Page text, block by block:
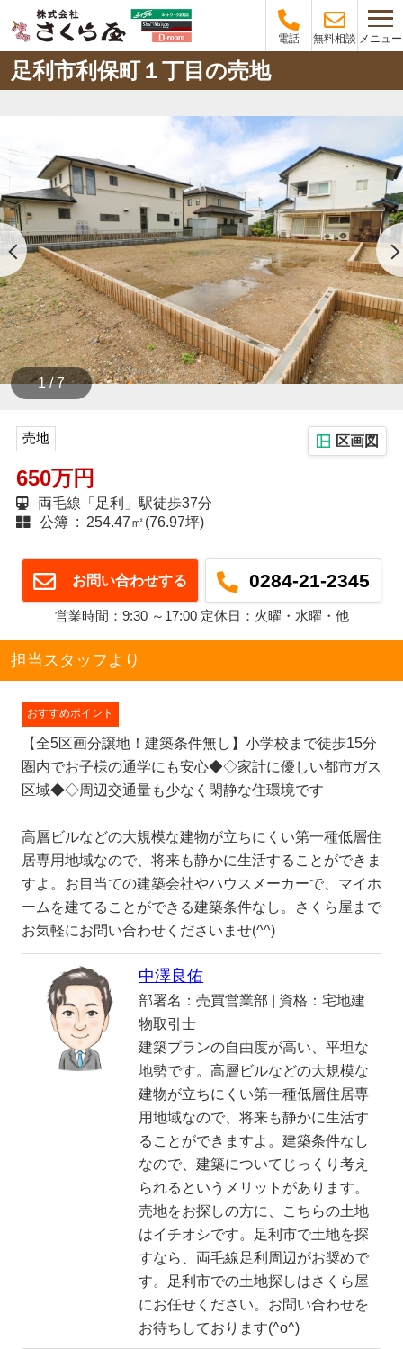
電話 無料相談 メニュー
足利市利保町１丁目の売地
1 / 7
売地 区画図
650万円
両毛線「足利」駅徒歩37分
公簿 : 254.47㎡(76.97坪)
お問い合わせする 0284-21-2345
営業時間：9:30 ～17:00 定休日：火曜・水曜・他
担当スタッフより
おすすめポイント
【全5区画分譲地！建築条件無し】小学校まで徒歩15分
圏内でお子様の通学にも安心◆◇家計に優しい都市ガス
区域◆◇周辺交通量も少なく閑静な住環境です
高層ビルなどの大規模な建物が立ちにくい第一種低層住
居専用地域なので、将来も静かに生活することができま
すよ。お目当ての建築会社やハウスメーカーで、マイホ
ームを建てることができる建築条件なし。さくら屋まで
お気軽にお問い合わせくださいませ(^^)
中澤良佑
部署名：売買営業部 | 資格：宅地建
物取引士
建築プランの自由度が高い、平坦な
地勢です。高層ビルなどの大規模な
建物が立ちにくい第一種低層住居専
用地域なので、将来も静かに生活す
ることができますよ。建築条件なし
なので、建築についてじっくり考え
られるというメリットがあります。
売地をお探しの方に、こちらの土地
はイチオシです。足利市で土地を探
すなら、両毛線足利周辺がお奨めで
す。足利市での土地探しはさくら屋
にお任せください。お問い合わせを
お待ちしております(^o^)